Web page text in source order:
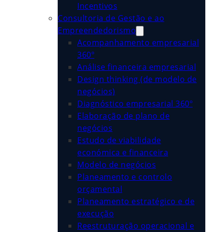
Incentivos
Consultoria de Gestão e ao
Empreendedorismo
Acompanhamento empresarial
360º
Análise financeira empresarial
Design thinking (de modelo de
negócios)
Diagnóstico empresarial 360º
Elaboração de plano de
negócios
Estudo de viabilidade
económica e financeira
Modelo de negócios
Planeamento e controlo
orçamental
Planeamento estratégico e de
execução
Reestruturação operacional e